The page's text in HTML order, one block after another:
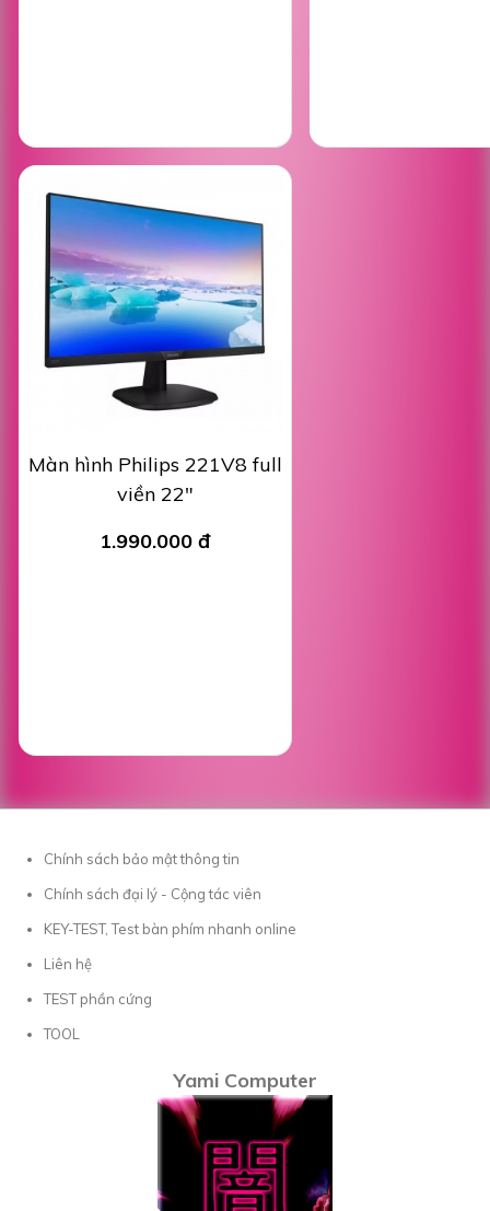
Màn hình Philips 221V8 full
viền 22"
1.990.000 đ
Chính sách bảo mật thông tin
Chính sách đại lý - Cộng tác viên
KEY-TEST, Test bàn phím nhanh online
Liên hệ
TEST phần cứng
TOOL
Yami Computer